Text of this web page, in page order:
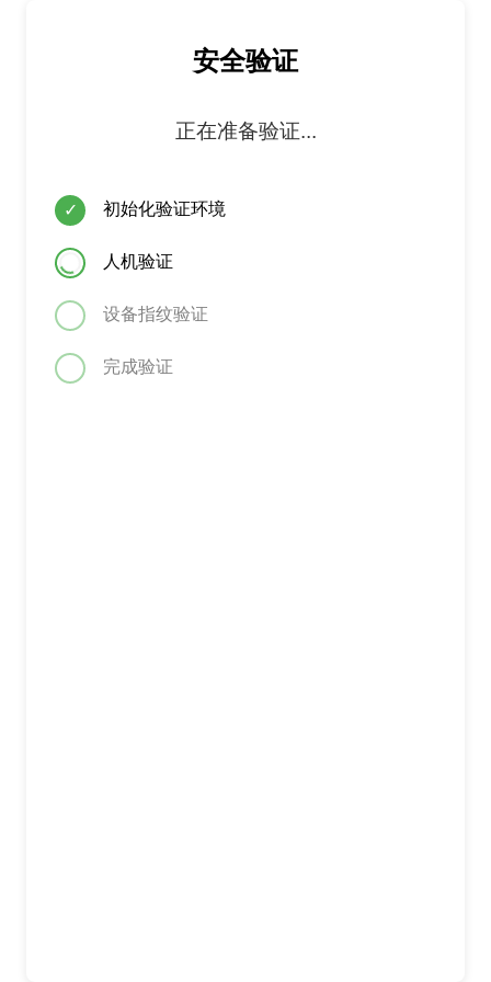
安全验证
正在准备验证...
✓ 初始化验证环境
人机验证
设备指纹验证
完成验证